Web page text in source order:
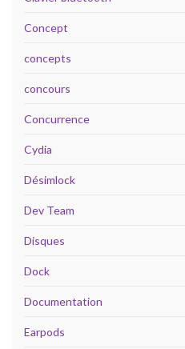
Concept
concepts
concours
Concurrence
Cydia
Désimlock
Dev Team
Disques
Dock
Documentation
Earpods